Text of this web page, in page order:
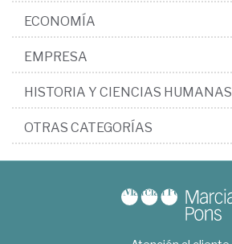
ECONOMÍA
EMPRESA
HISTORIA Y CIENCIAS HUMANAS
OTRAS CATEGORÍAS